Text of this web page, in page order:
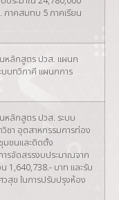
ภาคสมทบ 5 ภาคเรียน
หลักสูตร ปวส. แผนก
บบทวิภาคี แผนกการ
หลักสูตร ปวส. ระบบ
วิชา อุตสาหกรรมการท่อง
มชนและติดตั้ง
รจัดสรรงบประมาณจาก
1,640,738.- บาท และรับ
สุข ในการปรับปรุงห้อง